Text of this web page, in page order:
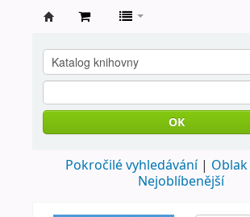
knihovna
Nové
Město
Metují
OK
Pokročilé vyhledávání
Nejoblíbenější